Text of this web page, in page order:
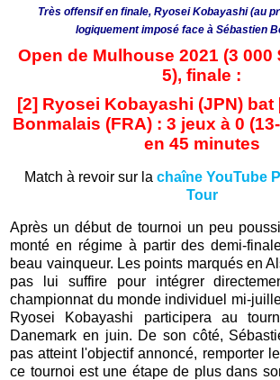
Très offensif en finale, Ryosei Kobayashi (au
logiquement imposé face à Sébastien
Open de Mulhouse 2021 (3 000
5), finale :
[2] Ryosei Kobayashi (JPN) bat
Bonmalais (FRA) : 3 jeux à 0
en 45 minutes
Match à revoir sur la chaîne YouTube
Tour
Après un début de tournoi un peu
monté en régime à partir des demi-
beau vainqueur. Les points marqués en
pas lui suffire pour intégrer
championnat du monde individuel mi-
Ryosei Kobayashi participera au
Danemark en juin. De son côté,
pas atteint l'objectif annoncé, remporter
ce tournoi est une étape de plus dans